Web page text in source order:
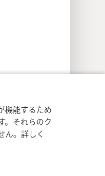
機能するため
。それらのク
ん。詳しく